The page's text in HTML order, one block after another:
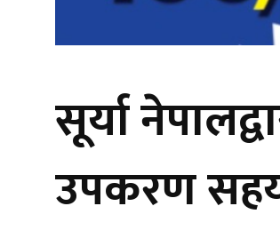
सूर्या
उपकरण